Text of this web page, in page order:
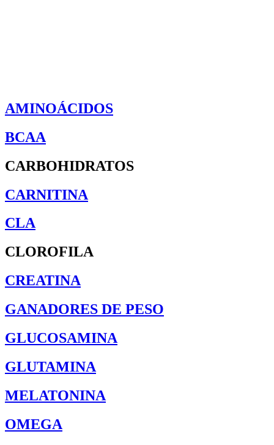
AMINOÁCIDOS
BCAA
CARBOHIDRATOS
CARNITINA
CLA
CLOROFILA
CREATINA
GANADORES DE PESO
GLUCOSAMINA
GLUTAMINA
MELATONINA
OMEGA